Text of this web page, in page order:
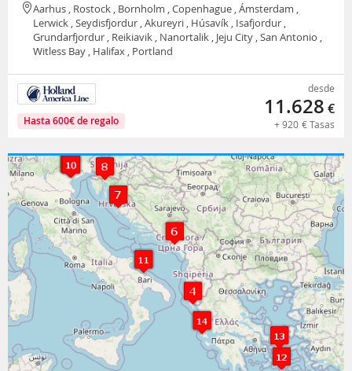
Aarhus , Rostock , Bornholm , Copenhague , Ámsterdam ,
Lerwick , Seydisfjordur , Akureyri , Húsavík , Isafjordur ,
Grundarfjordur , Reikiavik , Nanortalik , Jeju City , San Antonio ,
Witless Bay , Halifax , Portland
Hasta 600€de regalo
desde
11.628 €
+920 €Tasas